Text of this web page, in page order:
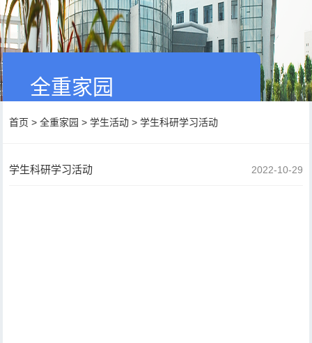
全重家园
首页 >全重家园 >学生活动 >学生科研学习活动
学生科研学习活动 2022-10-29